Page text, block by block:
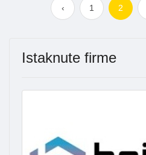
‹ 1 2
Istaknute firme